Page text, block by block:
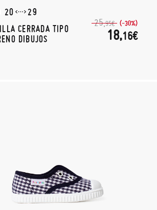
20
29
CERRADA TIPO
DIBUJOS
25,95€ (-30%)
18,16€